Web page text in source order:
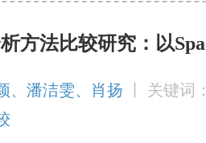
方法比较研究：以
、潘洁雯、肖扬 关键词：